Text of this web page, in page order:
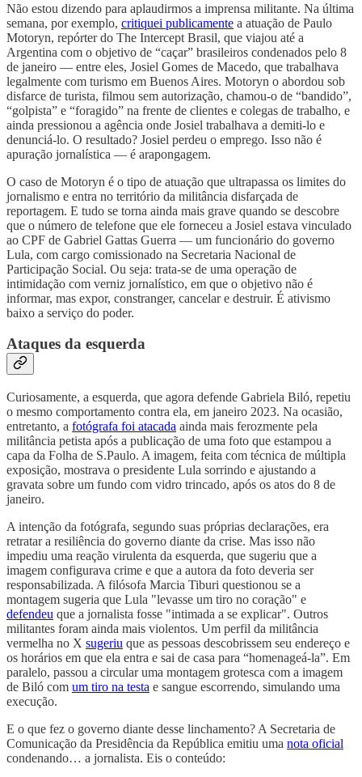
Não estou dizendo para aplaudirmos a imprensa militante. Na última
semana, por exemplo, critiquei publicamente a atuação de Paulo
Motoryn, repórter do The Intercept Brasil, que viajou até a
Argentina com o objetivo de “caçar” brasileiros condenados pelo 8
de janeiro — entre eles, Josiel Gomes de Macedo, que trabalhava
legalmente com turismo em Buenos Aires. Motoryn o abordou sob
disfarce de turista, filmou sem autorização, chamou-o de “bandido”,
“golpista” e “foragido” na frente de clientes e colegas de trabalho, e
ainda pressionou a agência onde Josiel trabalhava a demiti-lo e
denunciá-lo. O resultado? Josiel perdeu o emprego. Isso não é
apuração jornalística — é arapongagem.
O caso de Motoryn é o tipo de atuação que ultrapassa os limites do
jornalismo e entra no território da militância disfarçada de
reportagem. E tudo se torna ainda mais grave quando se descobre
que o número de telefone que ele forneceu a Josiel estava vinculado
ao CPF de Gabriel Gattas Guerra — um funcionário do governo
Lula, com cargo comissionado na Secretaria Nacional de
Participação Social. Ou seja: trata-se de uma operação de
intimidação com verniz jornalístico, em que o objetivo não é
informar, mas expor, constranger, cancelar e destruir. É ativismo
baixo a serviço do poder.
Ataques da esquerda
Curiosamente, a esquerda, que agora defende Gabriela Biló, repetiu
o mesmo comportamento contra ela, em janeiro 2023. Na ocasião,
entretanto, a fotógrafa foi atacada ainda mais ferozmente pela
militância petista após a publicação de uma foto que estampou a
capa da Folha de S.Paulo. A imagem, feita com técnica de múltipla
exposição, mostrava o presidente Lula sorrindo e ajustando a
gravata sobre um fundo com vidro trincado, após os atos do 8 de
janeiro.
A intenção da fotógrafa, segundo suas próprias declarações, era
retratar a resiliência do governo diante da crise. Mas isso não
impediu uma reação virulenta da esquerda, que sugeriu que a
imagem configurava crime e que a autora da foto deveria ser
responsabilizada. A filósofa Marcia Tiburi questionou se a
montagem sugeria que Lula "levasse um tiro no coração" e
defendeu que a jornalista fosse "intimada a se explicar". Outros
militantes foram ainda mais violentos. Um perfil da militância
vermelha no X sugeriu que as pessoas descobrissem seu endereço e
os horários em que ela entra e sai de casa para “homenageá-la”. Em
paralelo, passou a circular uma montagem grotesca com a imagem
de Biló com um tiro na testa e sangue escorrendo, simulando uma
execução.
E o que fez o governo diante desse linchamento? A Secretaria de
Comunicação da Presidência da República emitiu uma nota oficial
condenando… a jornalista. Eis o conteúdo: